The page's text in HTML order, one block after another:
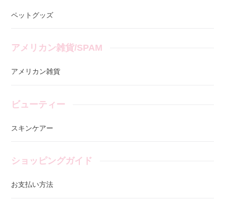
ペットグッズ
アメリカン雑貨/SPAM
アメリカン雑貨
ビューティー
スキンケアー
ショッピングガイド
お支払い方法